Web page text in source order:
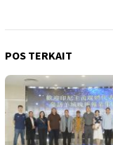
POS TERKAIT